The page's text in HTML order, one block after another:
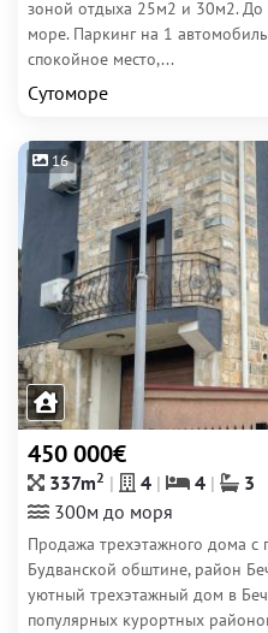
зоной отдыха 25м2 и 30м2.
море. Паркинг на 1
спокойное место,...
Сутоморе
16
450 000€
337m2 4 4
3
300м до моря
Продажа трехэтажного дома
Будванской обштине, район
уютный трехэтажный дом в
популярных курортных